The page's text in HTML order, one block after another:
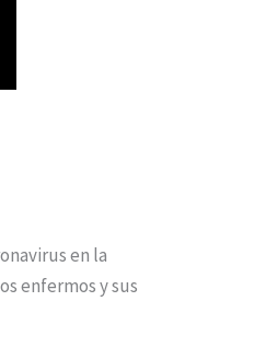
en la
enfermos y sus